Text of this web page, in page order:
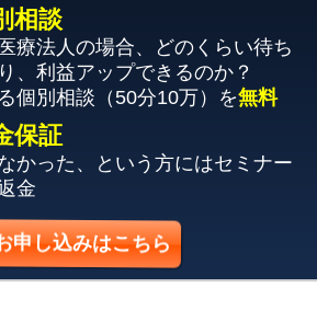
相談
療法人の場合、どのくらい待ち
、利益アップできるのか？
個別相談（50分10万）を無料
保証
かった、という方にはセミナー
金
申し込みはこちら